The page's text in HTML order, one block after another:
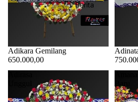
Berita
Adikara Gemilang
650.000,00
Baru